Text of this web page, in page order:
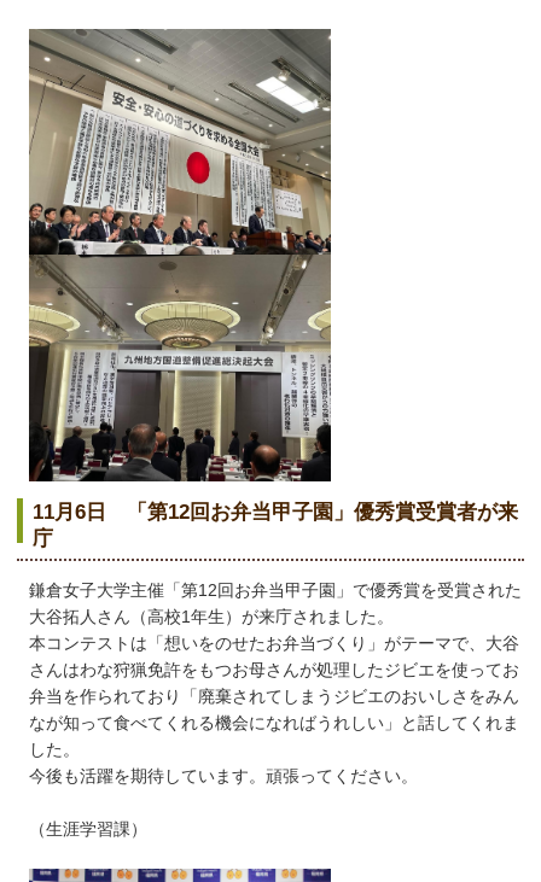
11月6日 「第12回お弁当甲子園」優秀賞受賞者が来
庁
鎌倉女子大学主催「第12回お弁当甲子園」で優秀賞を受賞された
大谷拓人さん（高校1年生）が来庁されました。
本コンテストは「想いをのせたお弁当づくり」がテーマで、大谷
さんはわな狩猟免許をもつお母さんが処理したジビエを使ってお
弁当を作られており「廃棄されてしまうジビエのおいしさをみん
なが知って食べてくれる機会になればうれしい」と話してくれま
した。
今後も活躍を期待しています。頑張ってください。
（生涯学習課）